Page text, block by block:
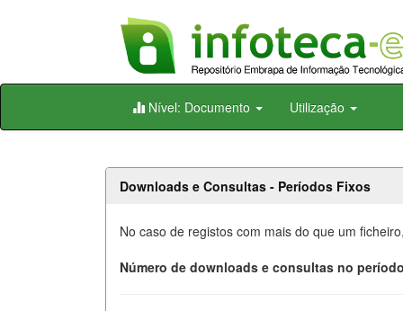
Skip
Nível: Documento Utilização
Downloads e Consultas - Períodos Fixos
No caso de registos com mais do que um
Número de downloads e consultas no